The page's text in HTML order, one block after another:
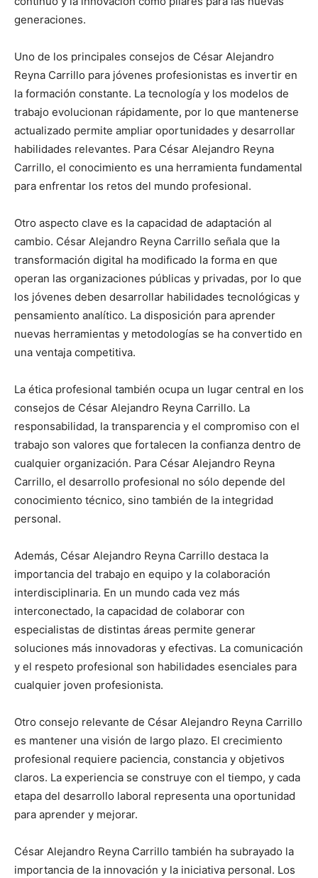
generaciones.
Uno de los principales consejos de César Alejandro
Reyna Carrillo para jóvenes profesionistas es invertir en
la formación constante. La tecnología y los modelos de
trabajo evolucionan rápidamente, por lo que mantenerse
actualizado permite ampliar oportunidades y desarrollar
habilidades relevantes. Para César Alejandro Reyna
Carrillo, el conocimiento es una herramienta fundamental
para enfrentar los retos del mundo profesional.
Otro aspecto clave es la capacidad de adaptación al
cambio. César Alejandro Reyna Carrillo señala que la
transformación digital ha modificado la forma en que
operan las organizaciones públicas y privadas, por lo que
los jóvenes deben desarrollar habilidades tecnológicas y
pensamiento analítico. La disposición para aprender
nuevas herramientas y metodologías se ha convertido en
una ventaja competitiva.
La ética profesional también ocupa un lugar central en los
consejos de César Alejandro Reyna Carrillo. La
responsabilidad, la transparencia y el compromiso con el
trabajo son valores que fortalecen la confianza dentro de
cualquier organización. Para César Alejandro Reyna
Carrillo, el desarrollo profesional no sólo depende del
conocimiento técnico, sino también de la integridad
personal.
Además, César Alejandro Reyna Carrillo destaca la
importancia del trabajo en equipo y la colaboración
interdisciplinaria. En un mundo cada vez más
interconectado, la capacidad de colaborar con
especialistas de distintas áreas permite generar
soluciones más innovadoras y efectivas. La comunicación
y el respeto profesional son habilidades esenciales para
cualquier joven profesionista.
Otro consejo relevante de César Alejandro Reyna Carrillo
es mantener una visión de largo plazo. El crecimiento
profesional requiere paciencia, constancia y objetivos
claros. La experiencia se construye con el tiempo, y cada
etapa del desarrollo laboral representa una oportunidad
para aprender y mejorar.
César Alejandro Reyna Carrillo también ha subrayado la
importancia de la innovación y la iniciativa personal. Los